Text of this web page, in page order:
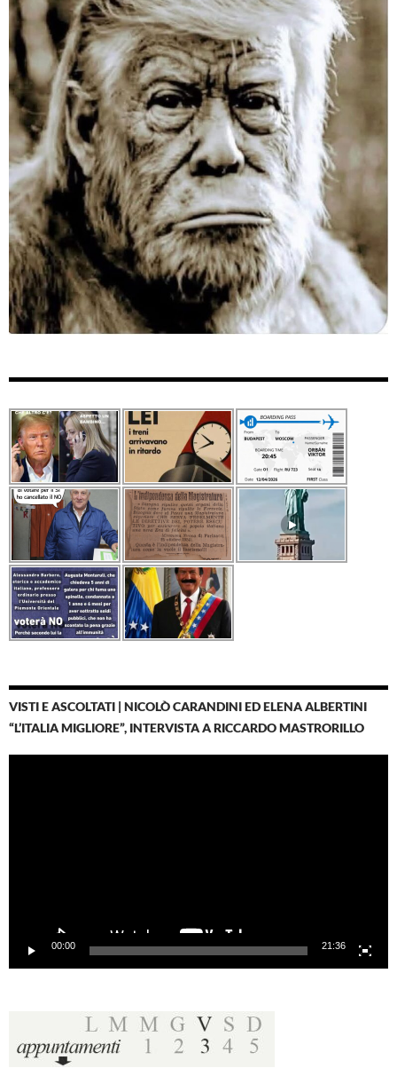
VISTI E ASCOLTATI | NICOLÒ CARANDINI ED ELENA ALBERTINI
“L’ITALIA MIGLIORE”, INTERVISTA A RICCARDO MASTRORILLO
00:00 21:36